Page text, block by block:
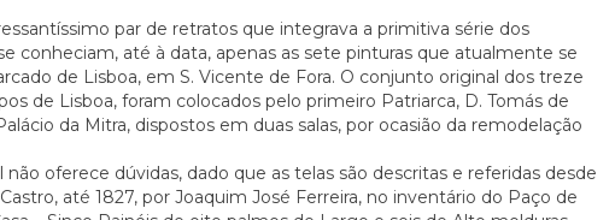
par de retratos que integrava a primitiva série dos
conheciam, até à data, apenas as sete pinturas que atualmente se
de Lisboa, em S. Vicente de Fora. O conjunto original dos treze
de Lisboa, foram colocados pelo primeiro Patriarca, D. Tomás de
da Mitra, dispostos em duas salas, por ocasião da remodelação
não oferece dúvidas, dado que as telas são descritas e referidas desde
até 1827, por Joaquim José Ferreira, no inventário do Paço de